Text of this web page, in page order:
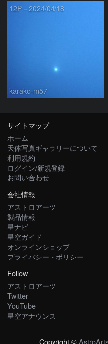
12P－2024/04/18
karako-m57
サイトマップ
ホーム
天体写真ギャラリーについて
利用規約
ログイン/新規登録
お問い合わせ
会社情報
アストロアーツ
製品情報
星ナビ
星空ガイド
オンラインショップ
プライバシー・ポリシー
Follow
アストロアーツ
Twitter
YouTube
星空アナウンス
Copyright ©